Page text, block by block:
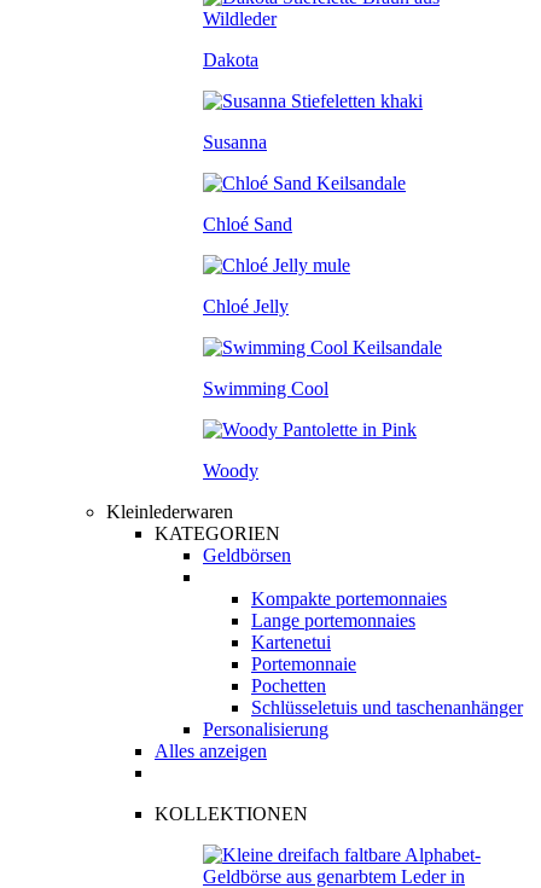
Dakota
Susanna
Chloé Sand
Chloé Jelly
Swimming Cool
Woody
Kleinlederwaren
KATEGORIEN
Geldbörsen
Kompakte portemonnaies
Lange portemonnaies
Kartenetui
Portemonnaie
Pochetten
Schlüsseletuis und taschenanhänger
Personalisierung
Alles anzeigen
KOLLEKTIONEN